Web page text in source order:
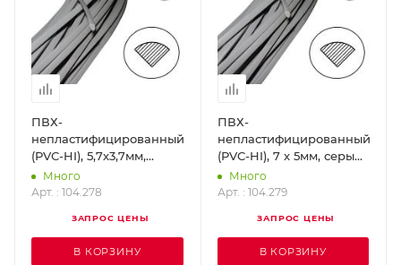
ПВХ-
непластифицированный
(PVC-HI), 5,7х3,7мм,
серый (10) LEISTER
104.278
Много
Арт. : 104.278
ЗАПРОС ЦЕНЫ
В КОРЗИНУ
ПВХ-
непластифицированный
(PVC-HI), 7 х 5мм, серый
(10) LEISTER 104.279
Много
Арт. : 104.279
ЗАПРОС ЦЕНЫ
В КОРЗИНУ